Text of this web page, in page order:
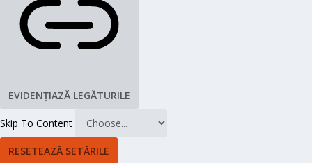
EVIDENȚIAZĂ LEGĂTURILE
Skip To Content
RESETEAZĂ SETĂRILE